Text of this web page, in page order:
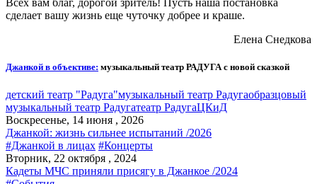
Всех вам благ, дорогой зритель! Пусть наша постановка
сделает вашу жизнь еще чуточку добрее и краше.
Елена Снедкова
Джанкой в объективе: музыкальный театр РАДУГА с новой сказкой
детский театр "Радуга"музыкальный театр Радугаобразцовый
музыкальный театр Радугатеатр РадугаЦКиД
Воскресенье, 14 июня , 2026
Джанкой: жизнь сильнее испытаний /2026
#Джанкой в лицах #Концерты
Вторник, 22 октября , 2024
Кадеты МЧС приняли присягу в Джанкое /2024